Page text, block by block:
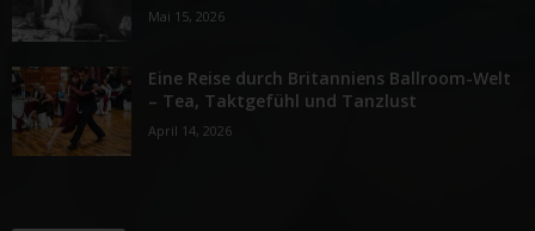
Mai 15, 2026
Eine Reise durch Britanniens Ballroom-Welt
– Tea, Taktgefühl und Tanzlust
April 14, 2026